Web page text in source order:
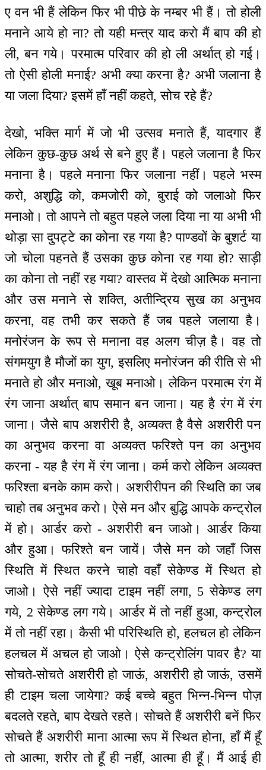
ए वन भी हैं लेकिन फिर भी पीछे के नम्बर भी हैं। तो होली
मनाने आये हो ना? तो यही मन्‍त्र याद करो मैं बाप की हो
ली, बन गये। परमात्म परिवार की हो ली अर्थात् हो गई।
तो ऐसी होली मनाई? अभी क्या करना है? अभी जलाना है
या जला दिया? इसमें हाँ नहीं कहते, सोच रहे हैं?
देखो, भक्ति मार्ग में जो भी उत्सव मनाते हैं, यादगार हैं
लेकिन कुछ-कुछ अर्थ से बने हुए हैं। पहले जलाना है फिर
मनाना है। पहले मनाना फिर जलाना नहीं। पहले भस्म
करो, अशुद्धि को, कमजोरी को, बुराई को जलाओ फिर
मनाओ। तो आपने तो बहुत पहले जला दिया ना या अभी भी
थोड़ा सा दुपट्टे का कोना रह गया है? पाण्डवों के बुशर्ट या
जो चोला पहनते हैं उसका कुछ कोना रह गया हो? साड़ी
का कोना तो नहीं रह गया? वास्तव में देखो आत्मिक मनाना
और उस मनाने से शक्ति, अतीन्द्रिय सुख का अनुभव
करना, वह तभी कर सकते हैं जब पहले जलाया है।
मनोरंजन के रूप से मनाना वह अलग चीज़ है। वह तो
संगमयुग है मौजों का युग, इसलिए मनोरंजन की रीति से भी
मनाते हो और मनाओ, खूब मनाओ। लेकिन परमात्म रंग में
रंग जाना अर्थात् बाप समान बन जाना। यह है रंग में रंग
जाना। जैसे बाप अशरीरी है, अव्यक्त है वैसे अशरीरी पन
का अनुभव करना वा अव्यक्त फरिश्ते पन का अनुभव
करना - यह है रंग में रंग जाना। कर्म करो लेकिन अव्यक्त
फरिश्ता बनके काम करो। अशरीरीपन की स्थिति का जब
चाहो तब अनुभव करो। ऐसे मन और बुद्धि आपके कन्ट्रोल
में हो। आर्डर करो - अशरीरी बन जाओ। आर्डर किया
और हुआ। फरिश्ते बन जायें। जैसे मन को जहाँ जिस
स्थिति में स्थित करने चाहो वहाँ सेकेण्ड में स्थित हो
जाओ। ऐसे नहीं ज्यादा टाइम नहीं लगा, 5 सेकेण्ड लग
गये, 2 सेकेण्ड लग गये। आर्डर में तो नहीं हुआ, कन्ट्रोल
में तो नहीं रहा। कैसी भी परिस्थिति हो, हलचल हो लेकिन
हलचल में अचल हो जाओ। ऐसे कन्ट्रोलिंग पावर है? या
सोचते-सोचते अशरीरी हो जाऊं, अशरीरी हो जाऊं, उसमें
ही टाइम चला जायेगा? कई बच्चे बहुत भिन्न-भिन्न पोज़
बदलते रहते, बाप देखते रहते। सोचते हैं अशरीरी बनें फिर
सोचते हैं अशरीरी माना आत्मा रूप में स्थित होना, हाँ मैं हूँ
तो आत्मा, शरीर तो हूँ ही नहीं, आत्मा ही हूँ। मैं आई ही